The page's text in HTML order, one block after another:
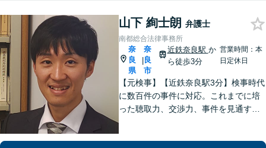
山下 絢士朗 弁護士
南都総合法律事務所
奈
良
県
|
奈
良
市
近鉄奈良駅 か
ら徒歩3分
営業時間：本
日定休日
【元検事】【近鉄奈良駅3分】検事時代
に数百件の事件に対応。これまでに培
った聴取力、交渉力、事件を見通す分